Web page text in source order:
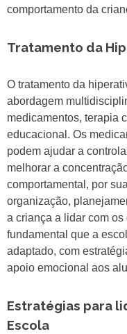
comportamento da
Tratamento da
O tratamento da
abordagem
medicamentos, terapia
educacional. Os
podem ajudar a
melhorar a
comportamental, por
organização,
a criança a lidar com
fundamental que a
adaptado, com
apoio emocional aos
Estratégias para
Escola